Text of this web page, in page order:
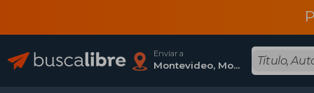
Enviar a
Montevideo, Montevideo